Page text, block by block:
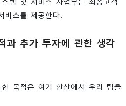
템 및 서비스 사업부는 최종고객
비스를 제공한다.
과 추가 투자에 관한 생각
목적은 여기 안산에서 우리 팀을